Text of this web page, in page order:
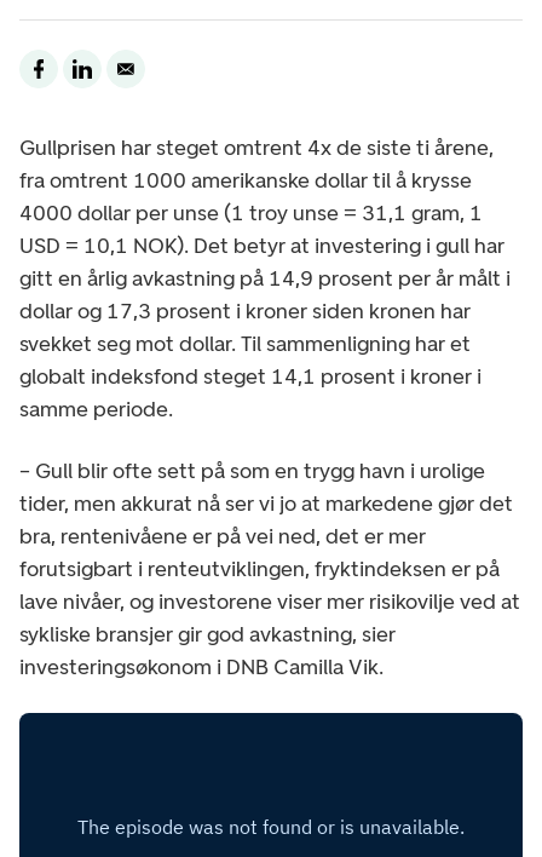
Gullprisen har steget omtrent 4x de siste ti årene,
fra omtrent 1000 amerikanske dollar til å krysse
4000 dollar per unse (1 troy unse = 31,1 gram, 1
USD = 10,1 NOK). Det betyr at investering i gull har
gitt en årlig avkastning på 14,9 prosent per år målt i
dollar og 17,3 prosent i kroner siden kronen har
svekket seg mot dollar. Til sammenligning har et
globalt indeksfond steget 14,1 prosent i kroner i
samme periode.
– Gull blir ofte sett på som en trygg havn i urolige
tider, men akkurat nå ser vi jo at markedene gjør det
bra, rentenivåene er på vei ned, det er mer
forutsigbart i renteutviklingen, fryktindeksen er på
lave nivåer, og investorene viser mer risikovilje ved at
sykliske bransjer gir god avkastning, sier
investeringsøkonom i DNB Camilla Vik.